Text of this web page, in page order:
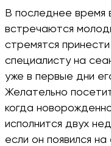
В последнее время
встречаются
стремятся
специалисту на
уже в первые дни
Желательно
когда
исполнится двух
если он появился